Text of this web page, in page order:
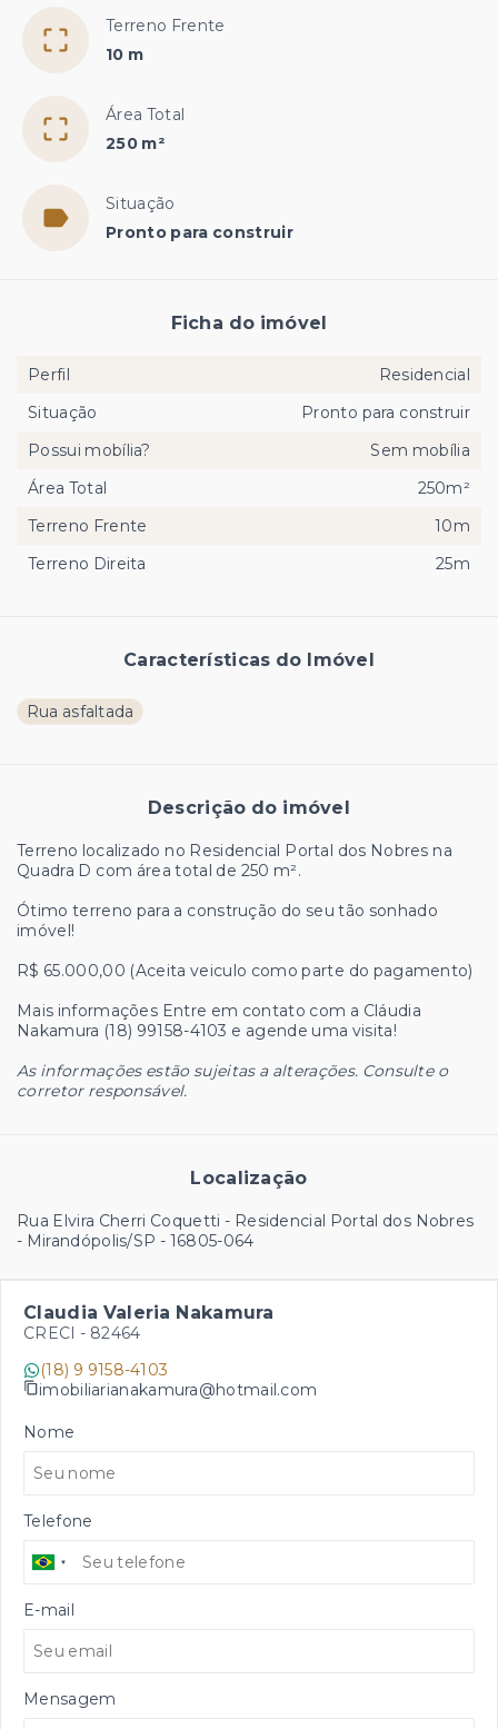
Terreno Frente
10 m
Área Total
250 m²
Situação
Pronto para construir
Características do Imóvel
Rua asfaltada
Descrição do imóvel
Terreno localizado no Residencial Portal dos Nobres na
Quadra D com área total de 250 m².
Ótimo terreno para a construção do seu tão sonhado
imóvel!
R$ 65.000,00 (Aceita veiculo como parte do pagamento)
Mais informações Entre em contato com a Cláudia
Nakamura (18) 99158-4103 e agende uma visita!
As informações estão sujeitas a alterações. Consulte o
corretor responsável.
Localização
Rua Elvira Cherri Coquetti - Residencial Portal dos Nobres
- Mirandópolis/SP - 16805-064
Ficha do imóvel
Perfil
Residencial
Situação
Pronto para construir
Possui mobília?
Sem mobília
Área Total
250m²
Terreno Frente
10m
Terreno Direita
25m
Claudia Valeria Nakamura
CRECI - 82464
(18) 9 9158-4103
imobiliarianakamura@hotmail.com
Nome
Telefone
E-mail
Mensagem